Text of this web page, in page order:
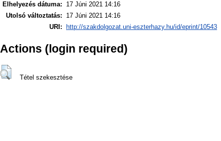
Elhelyezés dátuma:
17 Júni 2021 14:16
Utolsó változtatás:
17 Júni 2021 14:16
URI:
http://szakdolgozat.uni-eszterhazy.hu/id/eprint/10543
Actions (login required)
Tétel szekesztése